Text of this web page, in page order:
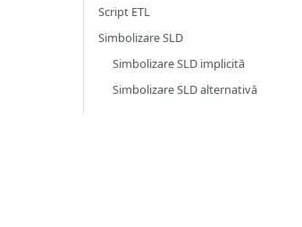
Script ETL
Simbolizare SLD
Simbolizare SLD implicită
Simbolizare SLD alternativă